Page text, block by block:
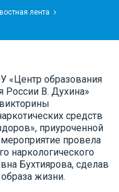
лента
«Центр образования
России В. Духина»
средств
приуроченной
провела
наркологического
Бухтиярова, сделав
жизни.